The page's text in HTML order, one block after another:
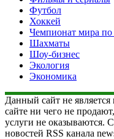
Футбол
Хоккей
Чемпионат мира по
Шахматы
Шоу-бизнес
Экология
Экономика
Данный сайт не
сайте ни чего не
услуги не оказываются.
новостей RSS канала